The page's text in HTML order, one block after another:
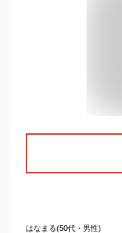
はなまる(50代・男性)